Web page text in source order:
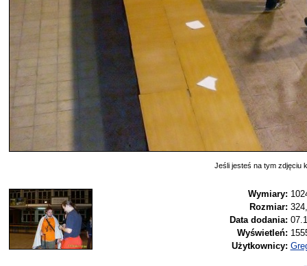
Jeśli jesteś na tym zdjęciu
Wymiary:
Rozmiar:
Data dodania:
Wyświetleń:
Użytkownicy: